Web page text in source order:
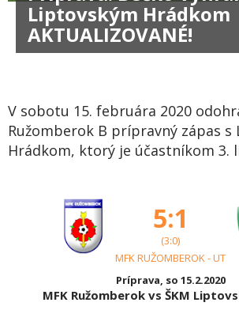
Liptovským Hrádkom
AKTUALIZOVANÉ!
V sobotu 15. februára 2020
Ružomberok B prípravný zápas s
Hrádkom, ktorý je účastníkom 3.
5:1
(3:0)
MFK RUŽOMBEROK - UT
Príprava, so 15.2.2020
MFK Ružomberok vs ŠKM